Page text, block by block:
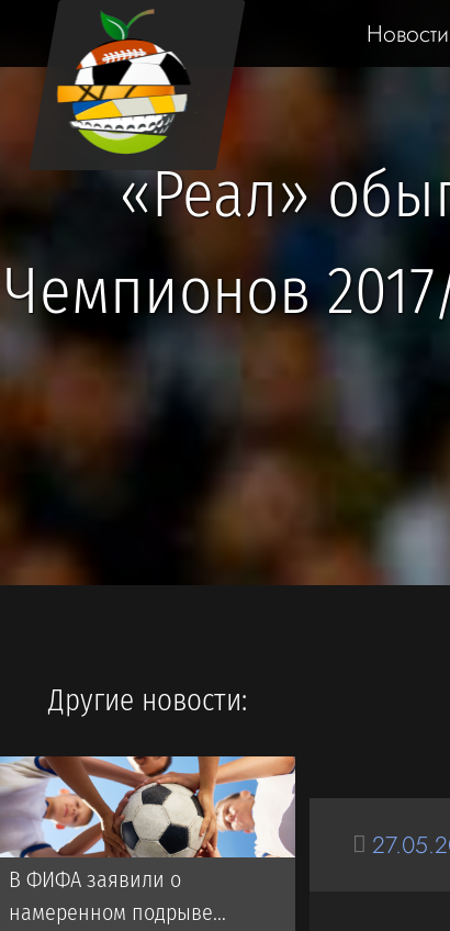
Новости
«Реал»
Чемпионов
Другие новости:
В ФИФА заявили о
намеренном подрыве